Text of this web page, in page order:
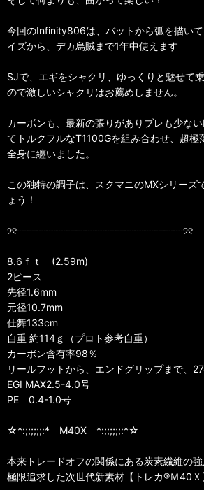
今回のInfinity806は、バットから弧を描い
イズから、デカ烏賊まで1年中使えます
SJで、エギをシャクリ、ゆっくりと魅せて
ので激しいシャクリはお薦めしません。
カーボンも、最新の張りがありブレも少な
てトルクフルなT1100Gを組み合わせ、超極
全身に纏いました。
この独特の調子は、スクマニのMXシリーズ
ょう！
୨୧┈┈┈┈┈┈┈┈┈┈┈┈┈┈┈┈┈୨୧
8.6ｆｔ (2.59m)
2ピース
先径1.6mm
元径10.7mm
仕舞133cm
自重 約114ｇ（プロト参考自重）
カーボン含有率98％
リールフットから、エンドグリップまで、
EGI MAX2.5-4.0号
PE 0.4-1.0号
☆*:;;;;;;:* M40X *:;;;;;;:*☆
本来トレードオフの関係にある炭素繊維の
極限追求した次世代新素材【トレカ®Ｍ40Ｘ